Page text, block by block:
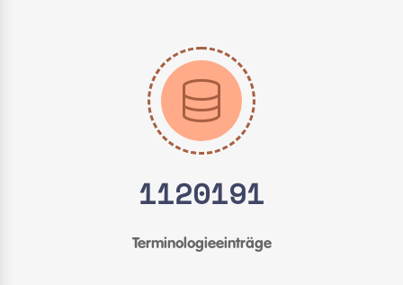
1120191
Terminologieeinträge